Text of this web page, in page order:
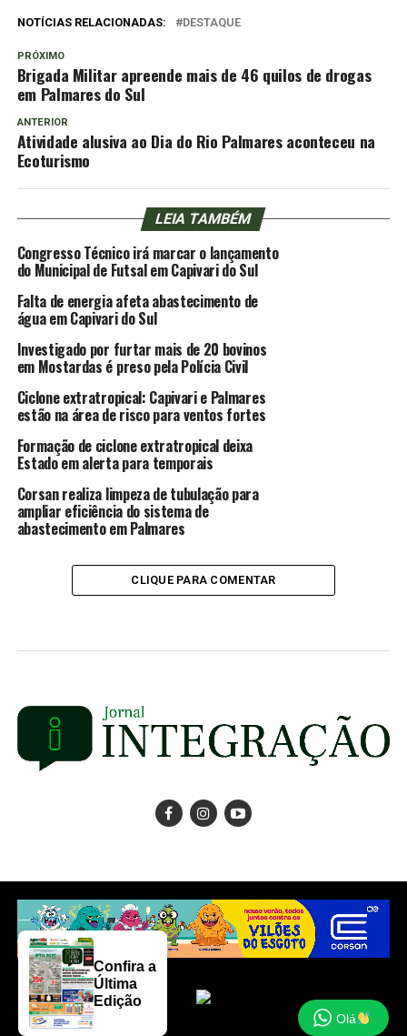
NOTÍCIAS RELACIONADAS: DESTAQUE
PRÓXIMO
Brigada Militar apreende mais de 46 quilos de drogas
em Palmares do Sul
ANTERIOR
Atividade alusiva ao Dia do Rio Palmares aconteceu na
Ecoturismo
LEIA TAMBÉM
Congresso Técnico irá marcar o lançamento
do Municipal de Futsal em Capivari do Sul
Falta de energia afeta abastecimento de
água em Capivari do Sul
Investigado por furtar mais de 20 bovinos
em Mostardas é preso pela Polícia Civil
Ciclone extratropical: Capivari e Palmares
estão na área de risco para ventos fortes
Formação de ciclone extratropical deixa
Estado em alerta para temporais
Corsan realiza limpeza de tubulação para
ampliar eficiência do sistema de
abastecimento em Palmares
CLIQUE PARA COMENTAR
Copyright © 2025 Jornal Integração.
Confira a
Última
Edição
Olá